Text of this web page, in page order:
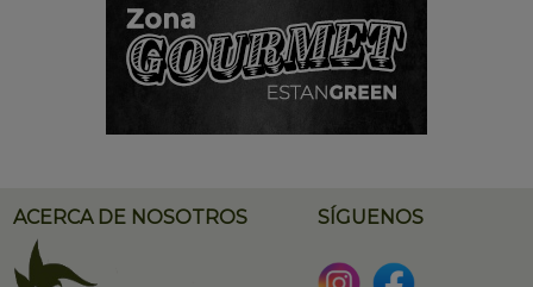
ACERCA DE NOSOTROS SÍGUENOS